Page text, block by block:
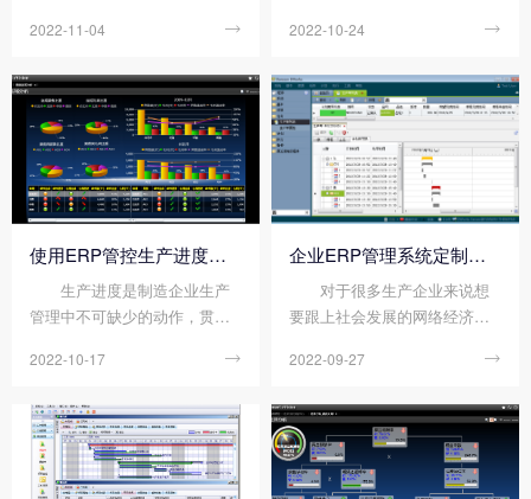
足球网-足球（中国） 总是会搞
来说说OA系统和ERP的区别。
OA系统和ERP的区别如
下： 含义不同： OA指
Office A...
2022-11-04 
库存管理，销售管理，人力资
择足球网-足球（中国） 时关心
的就是成本的问题，下面顺景E
RP软件小编来说说购买一套足
球网-足球（中国） 需要投入...
2022-10-24 
使用ERP管控生产进度的方法
生产进度是制造企业生产
管理中不可缺少的动作，贯穿
做好生产进度管理，可以确保
做到高效可控，保质保量。下
面顺景ERP软件小编来说说使
用ERP管控生产进度的...
2022-10-17 
企业ERP管理系统定制价格高吗?有哪些功能?
对于很多生产企业来说想
要跟上社会发展的网络经济浪
不断创新和完善，企业ERP管
的生产管理优势来对系统功能
进行定制服务，最大程度的满
足企业对网络管理软...
2022-09-27 